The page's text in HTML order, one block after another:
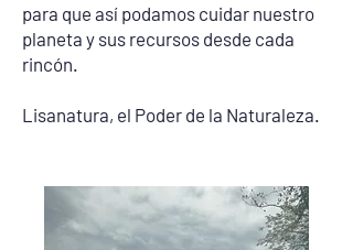
para que así podamos cuidar nuestro
planeta y sus recursos desde cada
rincón.
Lisanatura, el Poder de la Naturaleza.